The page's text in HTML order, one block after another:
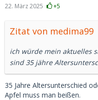
22. März 2025 +5
Zitat von medima99
ich würde mein aktuelles
sind 35 jähre
35 Jahre Altersunterschied
Apfel muss man beißen.